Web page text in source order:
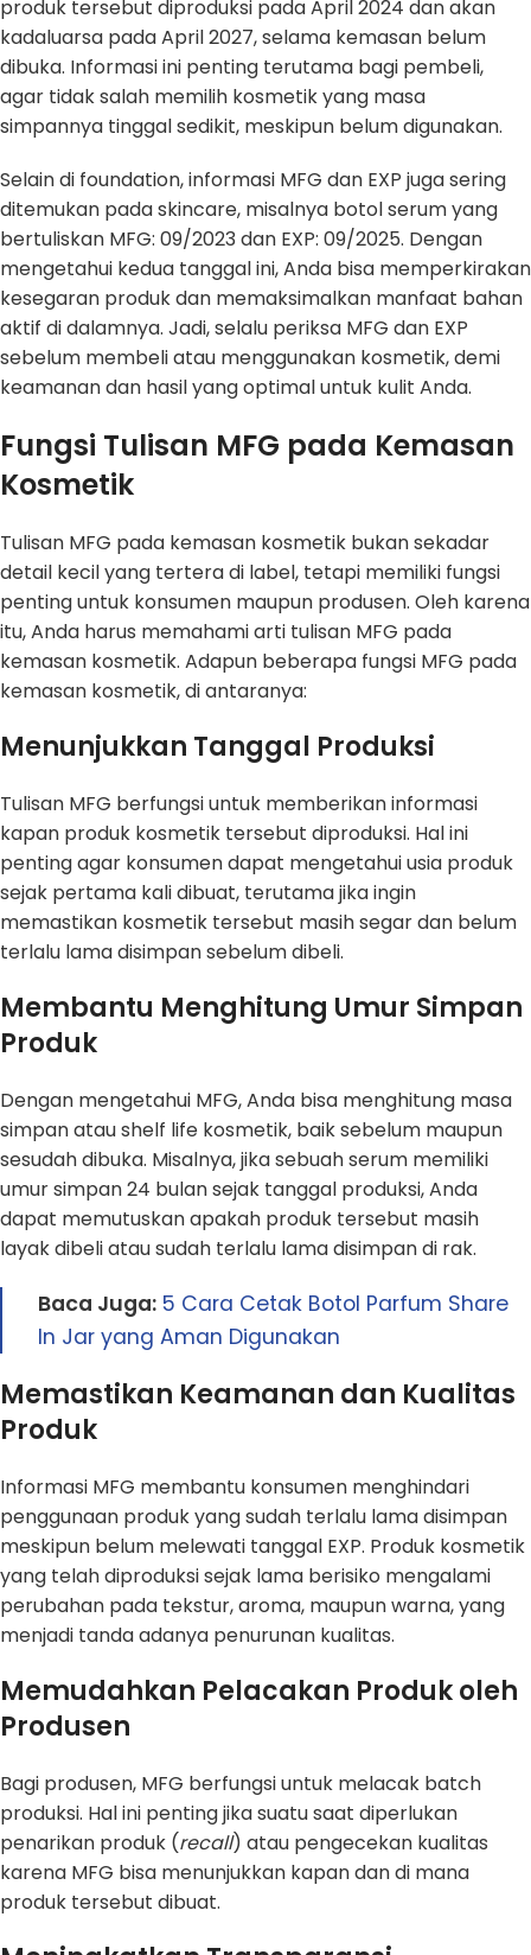
produk tersebut diproduksi pada April 2024 dan akan
kadaluarsa pada April 2027, selama kemasan belum
dibuka. Informasi ini penting terutama bagi pembeli,
agar tidak salah memilih kosmetik yang masa
simpannya tinggal sedikit, meskipun belum digunakan.
Selain di foundation, informasi MFG dan EXP juga sering
ditemukan pada skincare, misalnya botol serum yang
bertuliskan MFG: 09/2023 dan EXP: 09/2025. Dengan
mengetahui kedua tanggal ini, Anda bisa memperkirakan
kesegaran produk dan memaksimalkan manfaat bahan
aktif di dalamnya. Jadi, selalu periksa MFG dan EXP
sebelum membeli atau menggunakan kosmetik, demi
keamanan dan hasil yang optimal untuk kulit Anda.
Fungsi Tulisan MFG pada Kemasan
Kosmetik
Tulisan MFG pada kemasan kosmetik bukan sekadar
detail kecil yang tertera di label, tetapi memiliki fungsi
penting untuk konsumen maupun produsen. Oleh karena
itu, Anda harus memahami arti tulisan MFG pada
kemasan kosmetik. Adapun beberapa fungsi MFG pada
kemasan kosmetik, di antaranya:
Menunjukkan Tanggal Produksi
Tulisan MFG berfungsi untuk memberikan informasi
kapan produk kosmetik tersebut diproduksi. Hal ini
penting agar konsumen dapat mengetahui usia produk
sejak pertama kali dibuat, terutama jika ingin
memastikan kosmetik tersebut masih segar dan belum
terlalu lama disimpan sebelum dibeli.
Membantu Menghitung Umur Simpan
Produk
Dengan mengetahui MFG, Anda bisa menghitung masa
simpan atau shelf life kosmetik, baik sebelum maupun
sesudah dibuka. Misalnya, jika sebuah serum memiliki
umur simpan 24 bulan sejak tanggal produksi, Anda
dapat memutuskan apakah produk tersebut masih
layak dibeli atau sudah terlalu lama disimpan di rak.
Baca Juga: 5 Cara Cetak Botol Parfum Share
In Jar yang Aman Digunakan
Memastikan Keamanan dan Kualitas
Produk
Informasi MFG membantu konsumen menghindari
penggunaan produk yang sudah terlalu lama disimpan
meskipun belum melewati tanggal EXP. Produk kosmetik
yang telah diproduksi sejak lama berisiko mengalami
perubahan pada tekstur, aroma, maupun warna, yang
menjadi tanda adanya penurunan kualitas.
Memudahkan Pelacakan Produk oleh
Produsen
Bagi produsen, MFG berfungsi untuk melacak batch
produksi. Hal ini penting jika suatu saat diperlukan
penarikan produk (recall) atau pengecekan kualitas
karena MFG bisa menunjukkan kapan dan di mana
produk tersebut dibuat.